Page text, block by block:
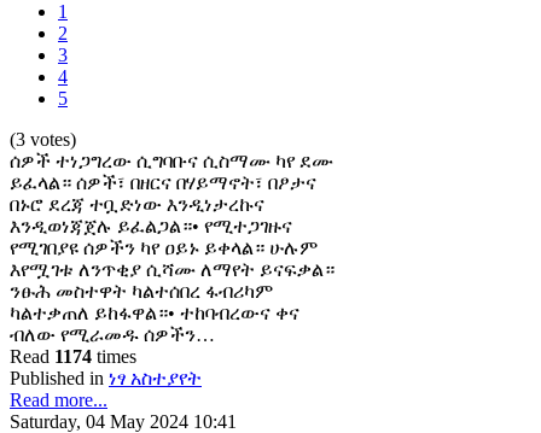
1
2
3
4
5
(3 votes)
ሰዎች ተነጋግረው ሲግባቡና ሲስማሙ ካየ ደሙ
ይፈላል። ሰዎች፣ በዘርና በሃይማኖት፣ በፆታና
በኑሮ ደረጃ ተቧድነው እንዲነታረኩና
እንዲወነጃጀሉ ይፈልጋል።• የሚተጋገዙና
የሚገበያዩ ሰዎችን ካየ ዐይኑ ይቀላል። ሁሉም
እየሟገቱ ለንጥቂያ ሲሻሙ ለማየት ይናፍቃል።
ንፁሕ መስተዋት ካልተሰበረ ፋብሪካም
ካልተቃጠለ ይከፋዋል።• ተከባብረውና ቀና
ብለው የሚራመዱ ሰዎችን…
Read 1174 times
Published in ነፃ አስተያየት
Read more...
Saturday, 04 May 2024 10:41